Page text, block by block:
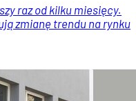
raz od kilku miesięcy.
zmianę trendu na rynku